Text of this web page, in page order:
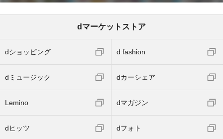
dマーケットストア
dショッピング d fashion
dミュージック dカーシェア
Lemino dマガジン
dヒッツ dフォト